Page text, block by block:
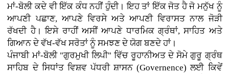
ਮਾਂ-ਬੋਲੀ ਕਦੇ ਵੀ ਇੱਕ ਕੰਧ ਨਹੀਂ ਹੁੰਦੀ। ਇਹ ਤਾਂ ਇੱਕ ਜੋਤ ਹੈ ਜੋ ਮਨੁੱਖ ਨੂੰ
ਆਪਣੀ ਪਛਾਣ, ਆਪਣੇ ਵਿਰਸੇ ਅਤੇ ਆਪਣੀ ਵਿਰਾਸਤ ਨਾਲ ਜੋੜੀ
ਰੱਖਦੀ ਹੈ। ਇਸੇ ਰਾਹੀਂ ਅਸੀਂ ਆਪਣੇ ਧਾਰਮਿਕ ਗ੍ਰੰਥਾਂ, ਸਾਹਿਤ ਅਤੇ
ਗਿਆਨ ਦੇ ਵੱਖ-ਵੱਖ ਸਰੋਤਾਂ ਨੂੰ ਸਮਝਣ ਦੇ ਯੋਗ ਬਣਦੇ ਹਾਂ।
ਪੰਜਾਬੀ ਮਾਂ-ਬੋਲੀ "ਗੁਰਮੁਖੀ ਲਿਪੀ" ਵਿੱਚ ਰੂਹਾਨੀਅਤ ਦੇ ਸੋਮੇ ਗੁਰੂ ਗ੍ਰੰਥ
ਸਾਹਿਬ ਦੇ ਸਿਧਾਂਤ ਵਿਸ਼ਵ ਪੱਧਰੀ ਸ਼ਾਸਨ (Governence) ਲਈ ਕਿਵੇਂ